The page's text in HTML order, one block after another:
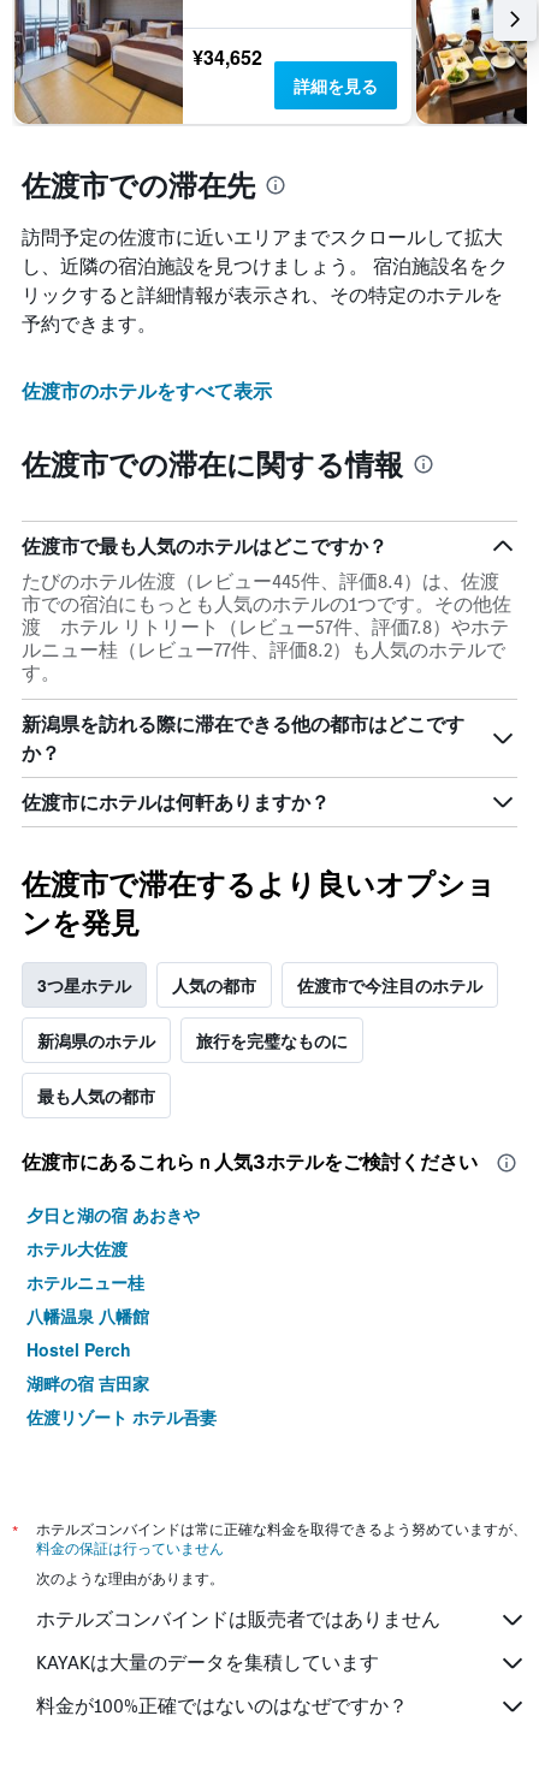
ま
で
の
数
表
し
い
表
の
1
は、
客
平
均
料
金
表
し
て
い
ま
す
¥34,652
詳細を見る
佐渡市での滞在先
訪問予定の佐渡市に近いエリアまでスクロールして拡大
し、近隣の宿泊施設を見つけましょう。 宿泊施設名をク
リックすると詳細情報が表示され、その特定のホテルを
予約できます。
佐渡市のホテルをすべて表示
佐渡市での滞在に関する情報
佐渡市で最も人気のホテルはどこですか？
たびのホテル佐渡（レビュー445件、評価8.4）は、佐渡
市での宿泊にもっとも人気のホテルの1つです。その他佐
渡 ホテル リトリート（レビュー57件、評価7.8）やホテ
ルニュー桂（レビュー77件、評価8.2）も人気のホテルで
す。
新潟県を訪れる際に滞在できる他の都市はどこです
か？
佐渡市にホテルは何軒ありますか？
佐渡市で滞在するより良いオプショ
ンを発見
3つ星ホテル 人気の都市 佐渡市で今注目のホテル
新潟県のホテル 旅行を完璧なものに
最も人気の都市
佐渡市​にあるこれらｎ人気3ホテルをご検討ください
夕日と湖の宿 あおきや
ホテル大佐渡
ホテルニュー桂
八幡温泉 八幡館
Hostel Perch
湖畔の宿 吉田家
佐渡リゾート ホテル吾妻
*
ホテルズコンバインドは常に正確な料金を取得できるよう努めていますが、
料金の保証は行っていません
次のような理由があります。
ホテルズコンバインドは販売者ではありません
KAYAKは大量のデータを集積しています
料金が100%正確ではないのはなぜですか？